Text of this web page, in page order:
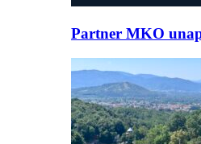
Partner MKO